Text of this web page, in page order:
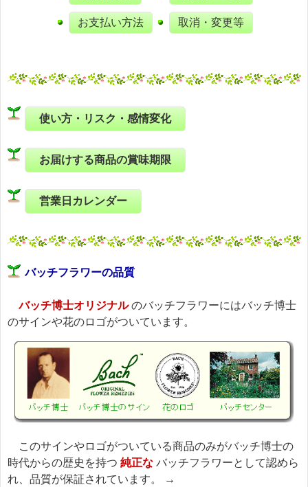
お支払い方法 取消・変更等
使い方・リスク・感情変化
お届けする商品の賞味期限
営業日カレンダー
バッチフラワーの品質
バッチ博士オリジナルのバッチフラワーにはバッチ博士
のサインや花のロゴがついています。
このサインやロゴがついている商品のみがバッチ博士の
時代からの歴史を持つ 純正な バッチフラワーとして認めら
れ、品質が保証されています。 →